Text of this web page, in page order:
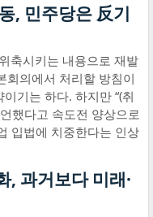
, 민주당은 反기
축시키는 내용으로 재발
회의에서 처리할 방침이
기는 하다. 하지만 “(취
했다고 속도전 양상으로
입법에 치중한다는 인상
, 과거보다 미래·